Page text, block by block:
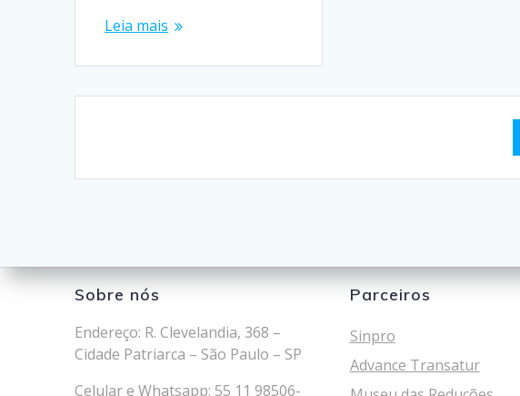
Leia mais
Sobre nós
Endereço: R. Clevelandia, 368 –
Cidade Patriarca – São Paulo – SP
Celular e Whatsapp: 55 11 98506-
Parceiros
Sinpro
Advance Transatur